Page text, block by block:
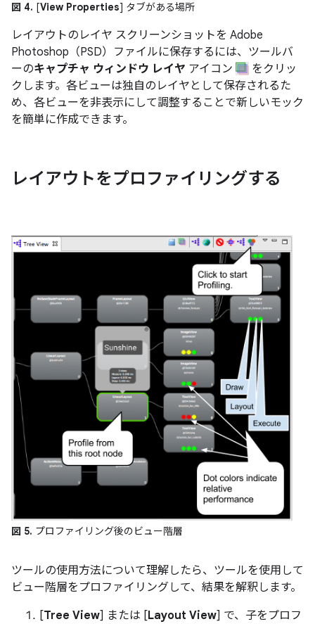
図 4. [View Properties] タブがある場所
レイアウトのレイヤ スクリーンショットを Adobe
Photoshop（PSD）ファイルに保存するには、ツールバ
ーのキャプチャ ウィンドウ レイヤ アイコン
をクリッ
クします。各ビューは独自のレイヤとして保存されるた
め、各ビューを非表示にして調整することで新しいモック
を簡単に作成できます。
レイアウトをプロファイリングする
図 5. プロファイリング後のビュー階層
ツールの使用方法について理解したら、ツールを使用して
ビュー階層をプロファイリングして、結果を解釈します。
[Tree View] または [Layout View] で、子をプロフ